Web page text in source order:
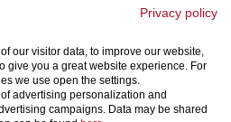
Privacy policy
our visitor data, to improve our website,
give you a great website experience. For
we use open the settings.
advertising personalization and
campaigns. Data may be shared